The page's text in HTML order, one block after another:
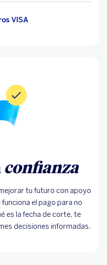
VISA
confianza
tu futuro con apoyo
el pago para no
es la fecha de corte, te
decisiones informadas.